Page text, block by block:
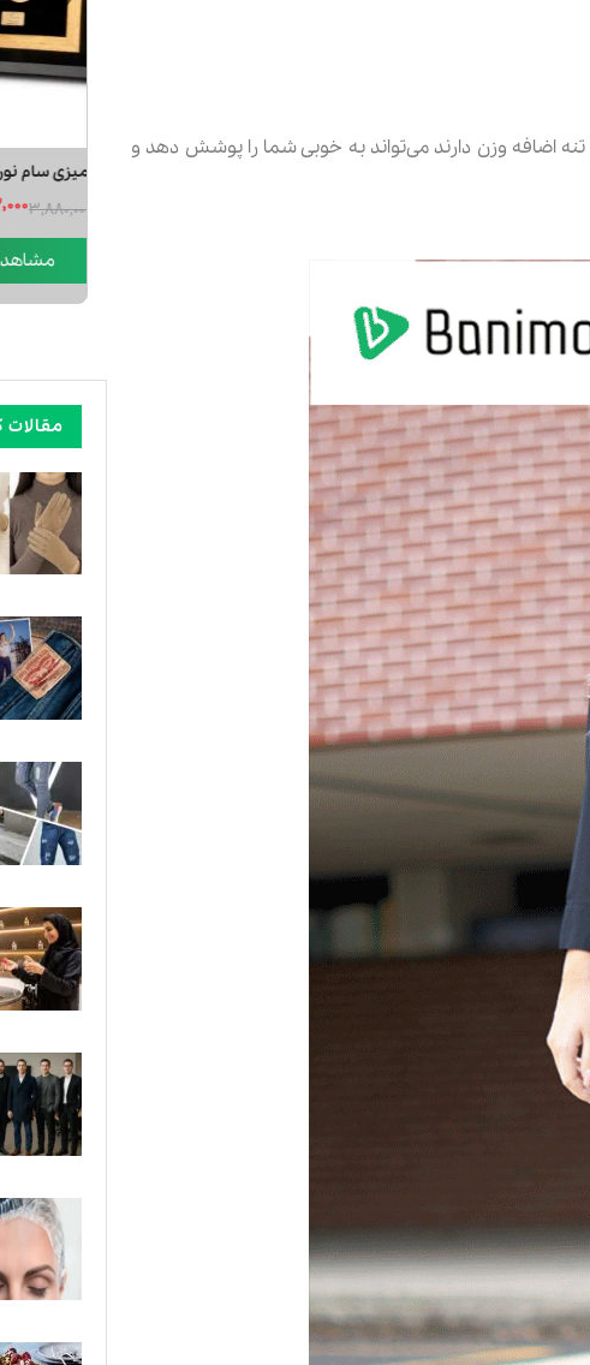
تنه اضافه وزن دارند می‌تواند به خوبی شما را پوشش دهد و
مقالات